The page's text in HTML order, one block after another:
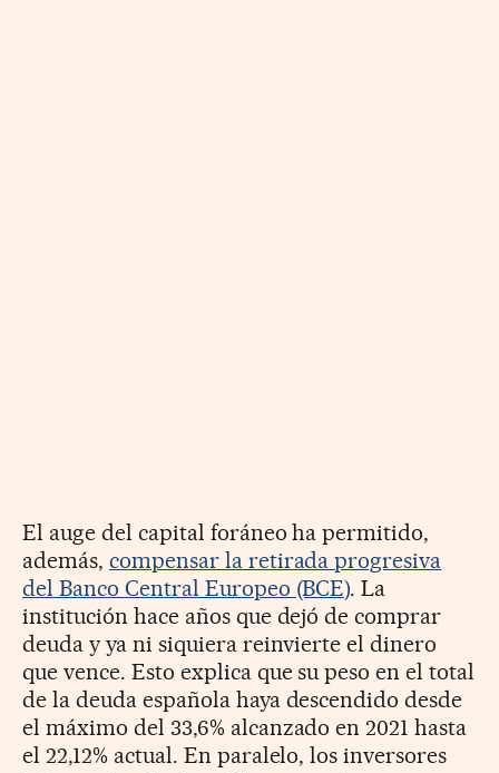
El auge del capital foráneo ha permitido,
además, compensar la retirada progresiva
del Banco Central Europeo (BCE). La
institución hace años que dejó de comprar
deuda y ya ni siquiera reinvierte el dinero
que vence. Esto explica que su peso en el total
de la deuda española haya descendido desde
el máximo del 33,6% alcanzado en 2021 hasta
el 22,12% actual. En paralelo, los inversores